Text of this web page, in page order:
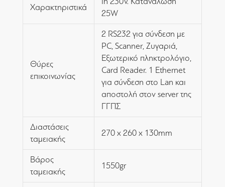
Χαρακτηριστικά
25W
Θύρες
επικοινωνίας
2 RS232 για σύνδεση με
PC, Scanner, Ζυγαριά,
Εξωτερικό πληκτρολόγιο,
Card Reader. 1 Ethernet
για σύνδεση στο Lan και
αποστολή στον server της
ΓΓΠΣ
Διαστάσεις
ταμειακής
270 x 260 x 130mm
Βάρος
ταμειακής
1550gr